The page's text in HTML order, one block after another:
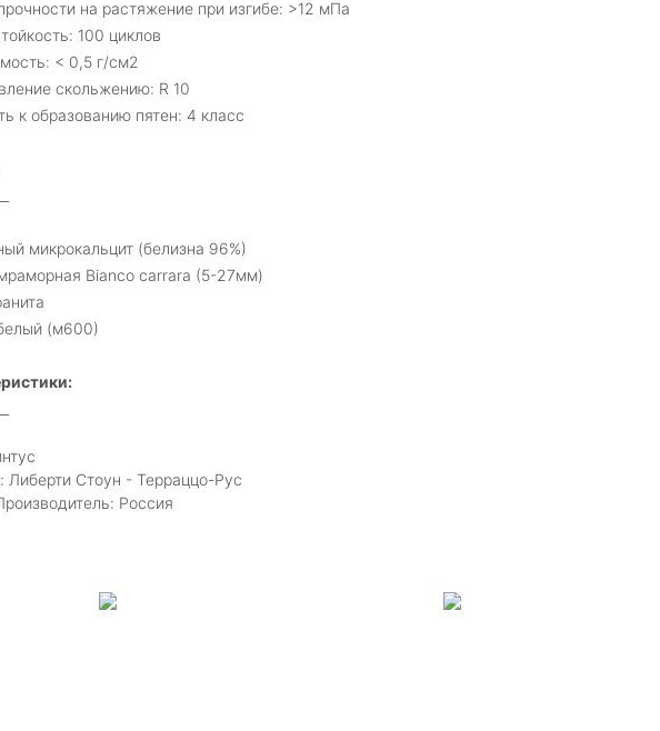
на растяжение при изгибе: >12 мПа
100 циклов
< 0,5 г/см2
скольжению: R 10
к образованию пятен: 4 класс
микрокальцит (белизна 96%)
Bianco carrara (5-27мм)
(м600)
Либерти Стоун - Терраццо-Рус
Россия